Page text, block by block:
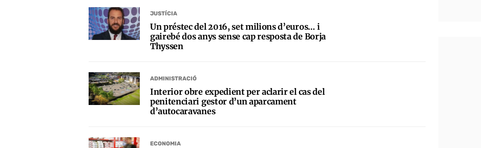
JUSTÍCIA
Un préstec del 2016, set milions d’euros… i
gairebé dos anys sense cap resposta de Borja
Thyssen
ADMINISTRACIÓ
Interior obre expedient per aclarir el cas del
penitenciari gestor d’un aparcament
d’autocaravanes
ECONOMIA